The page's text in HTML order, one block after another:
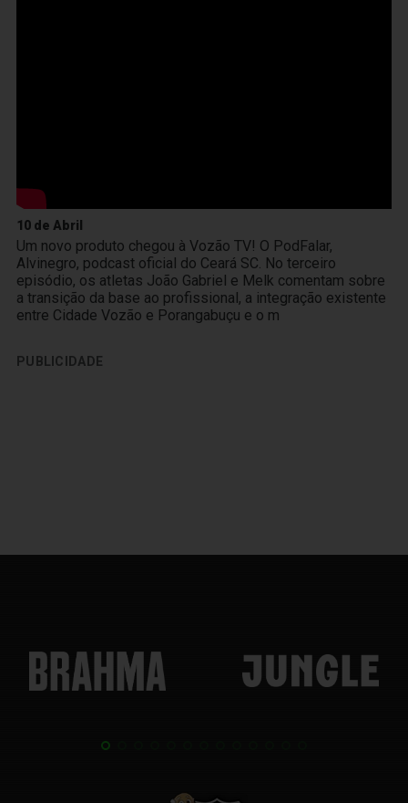
10 de Abril
Um novo produto chegou à Vozão TV! O PodFalar,
Alvinegro, podcast oficial do Ceará SC. No terceiro
episódio, os atletas João Gabriel e Melk comentam sobre
a transição da base ao profissional, a integração existente
entre Cidade Vozão e Porangabuçu e o m
PUBLICIDADE